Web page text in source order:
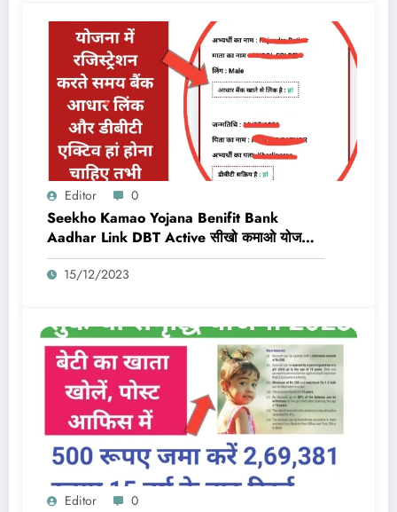
Editor 0
Seekho Kamao Yojana Benifit Bank
Aadhar Link DBT Active सीखो कमाओ योजना
का लाभ तभी मिलेगा 10,000 Rs जब बैंक डीबीटी
एक्टिव और आधार लिंक होगा
15/12/2023
Editor 0